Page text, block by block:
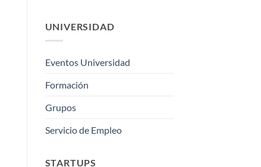
UNIVERSIDAD
Eventos Universidad
Formación
Grupos
Servicio de Empleo
STARTUPS